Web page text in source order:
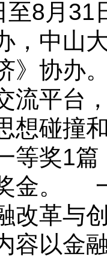
至8月31
，中山
》协办
流平台
想碰撞
等奖1
金。
改革与
容以金